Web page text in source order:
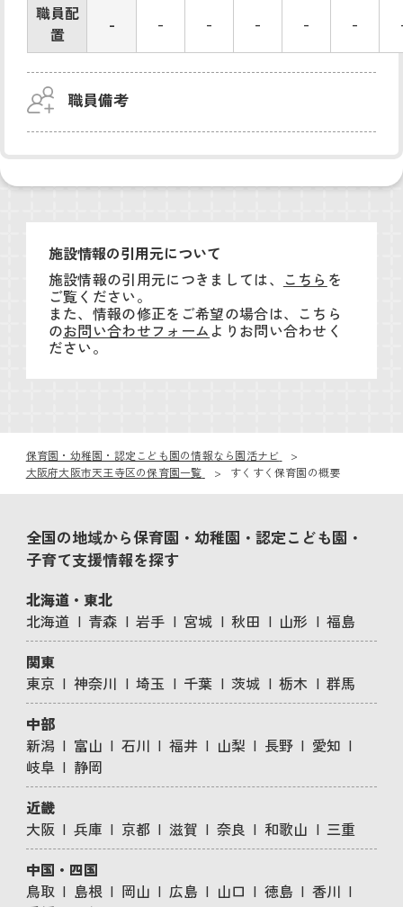
職員配
置
- - - - - -
職員備考
施設情報の引用元について
施設情報の引用元につきましては、 こちら を
ご覧ください。
また、情報の修正をご希望の場合は、こちら
のお問い合わせフォームよりお問い合わせく
ださい。
保育園・幼稚園・認定こども園の情報なら園活ナビ
大阪府大阪市天王寺区の保育園一覧
すくすく保育園の概要
全国の地域から保育園・幼稚園・認定こども園・
子育て支援情報を探す
北海道・東北
北海道
青森 岩手 宮城 秋田 山形
福島
関東
東京
神奈川 埼玉 千葉 茨城 栃木
群馬
中部
新潟
富山 石川 福井 山梨 長野
愛知
岐阜
静岡
近畿
大阪
兵庫 京都 滋賀 奈良 和歌山
三重
中国・四国
鳥取
島根 岡山 広島 山口 徳島
香川